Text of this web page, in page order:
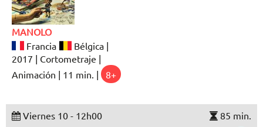
MANOLO
Francia
Bélgica |
2017 | Cortometraje |
Animación | 11 min. |
8+
Viernes 10 - 12h00
85 min.